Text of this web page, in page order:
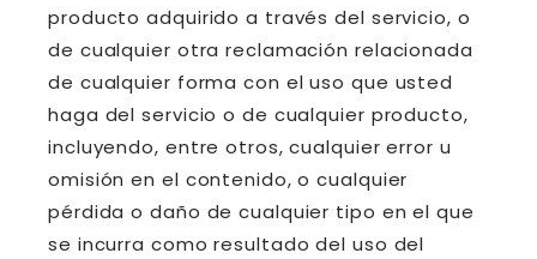
producto adquirido a través del servicio, o
de cualquier otra reclamación relacionada
de cualquier forma con el uso que usted
haga del servicio o de cualquier producto,
incluyendo, entre otros, cualquier error u
omisión en el contenido, o cualquier
pérdida o daño de cualquier tipo en el que
se incurra como resultado del uso del